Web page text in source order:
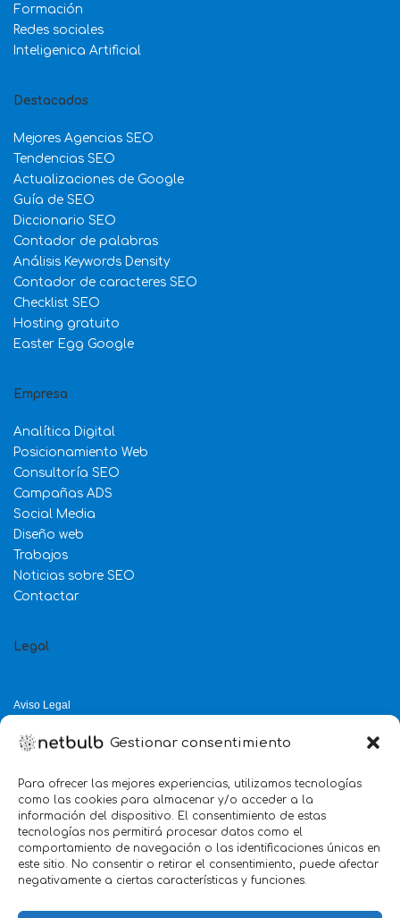
Gestionar consentimiento
Para ofrecer las mejores experiencias, utilizamos tecnologías
como las cookies para almacenar y/o acceder a la
información del dispositivo. El consentimiento de estas
tecnologías nos permitirá procesar datos como el
comportamiento de navegación o las identificaciones únicas en
este sitio. No consentir o retirar el consentimiento, puede afectar
negativamente a ciertas características y funciones.
Formación
Redes sociales
Inteligenica Artificial
Destacados
Mejores Agencias SEO
Tendencias SEO
Actualizaciones de Google
Guía de SEO
Diccionario SEO
Contador de palabras
Análisis Keywords Density
Contador de caracteres SEO
Checklist SEO
Hosting gratuito
Easter Egg Google
Empresa
Analítica Digital
Posicionamiento Web
Consultoría SEO
Campañas ADS
Social Media
Diseño web
Trabajos
Noticias sobre SEO
Contactar
Legal
Aviso Legal
Política de Cookies
5.0
Servicio mejor valorado 2025
verificado por: Trustindex